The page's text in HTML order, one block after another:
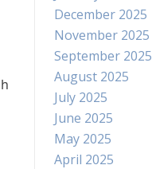
December 2025
November 2025
September 2025
August 2025
July 2025
June 2025
May 2025
April 2025